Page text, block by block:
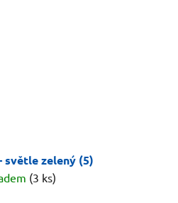
světle zelený (5)
(3 ks)